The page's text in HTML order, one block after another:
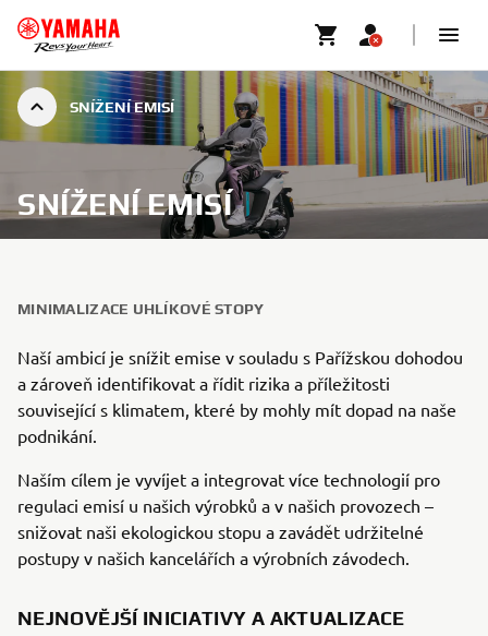
SNÍŽENÍ EMISÍ
SNÍŽENÍ EMISÍ
MINIMALIZACE UHLÍKOVÉ STOPY
Naší ambicí je snížit emise v souladu s Pařížskou dohodou
a zároveň identifikovat a řídit rizika a příležitosti
související s klimatem, které by mohly mít dopad na naše
podnikání.
Naším cílem je vyvíjet a integrovat více technologií pro
regulaci emisí u našich výrobků a v našich provozech –
snižovat naši ekologickou stopu a zavádět udržitelné
postupy v našich kancelářích a výrobních závodech.
NEJNOVĚJŠÍ INICIATIVY A AKTUALIZACE